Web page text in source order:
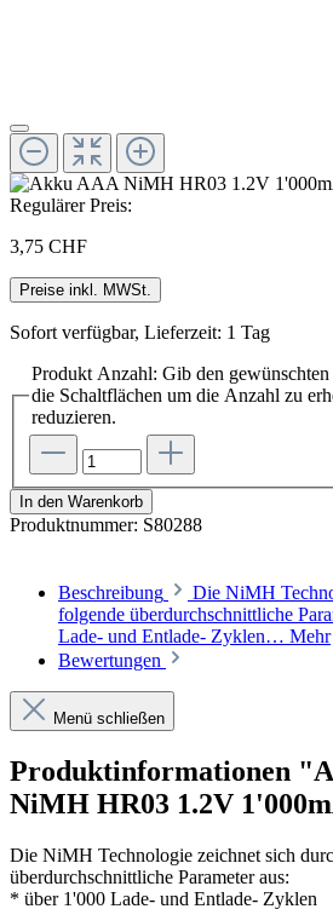
Regulärer Preis:
3,75 CHF
Preise inkl. MWSt.
Sofort verfügbar, Lieferzeit: 1 Tag
Produkt Anzahl: Gib den
die Schaltflächen um die Anzahl zu
reduzieren.
In den Warenkorb
Produktnummer: S80288
Beschreibung
Die NiMH
folgende überdurchschnittliche
Lade- und Entlade- Zyklen… Mehr
Bewertungen
Menü schließen
Produktinformationen
NiMH HR03 1.2V
Die NiMH Technologie zeichnet sich
überdurchschnittliche Parameter aus:
* über 1'000 Lade- und Entlade- Zyklen